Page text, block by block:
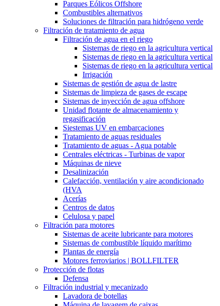
Parques Eólicos Offshore
Combustibles alternativos
Soluciones de filtración para hidrógeno verde
Filtración de tratamiento de agua
Filtración de agua en el riego
Sistemas de riego en la agricultura vertical
Sistemas de riego en la agricultura vertical
Sistemas de riego en la agricultura vertical
Irrigación
Sistemas de gestión de agua de lastre
Sistemas de limpieza de gases de escape
Sistemas de inyección de agua offshore
Unidad flotante de almacenamiento y
regasificación
Siestemas UV en embarcaciones
Tratamiento de aguas residuales
Tratamiento de aguas - Agua potable
Centrales eléctricas - Turbinas de vapor
Máquinas de nieve
Desalinización
Calefacción, ventilación y aire acondicionado
(HVA
Acerías
Centros de datos
Celulosa y papel
Filtración para motores
Sistemas de aceite lubricante para motores
Sistemas de combustible líquido marítimo
Plantas de energía
Motores ferroviarios | BOLLFILTER
Protección de flotas
Defensa
Filtración industrial y mecanizado
Lavadora de botellas